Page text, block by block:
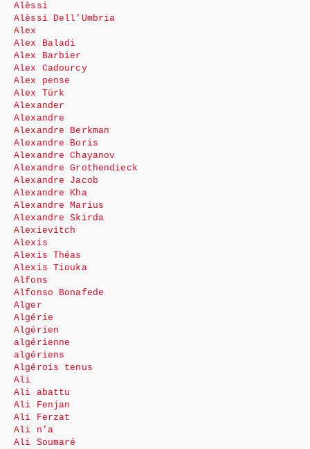
Alèssi
Alèssi Dell’Umbria
Alex
Alex Baladi
Alex Barbier
Alex Cadourcy
Alex pense
Alex Türk
Alexander
Alexandre
Alexandre Berkman
Alexandre Boris
Alexandre Chayanov
Alexandre Grothendieck
Alexandre Jacob
Alexandre Kha
Alexandre Marius
Alexandre Skirda
Alexievitch
Alexis
Alexis Théas
Alexis Tiouka
Alfons
Alfonso Bonafede
Alger
Algérie
Algérien
algérienne
algériens
Algérois tenus
Ali
Ali abattu
Ali Fenjan
Ali Ferzat
Ali n’a
Ali Soumaré